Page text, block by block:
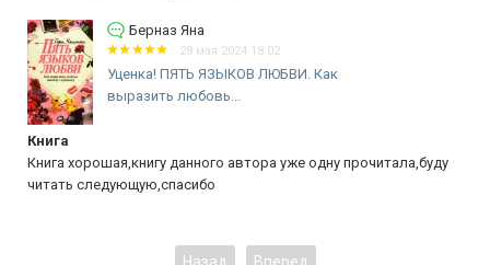
Берназ Яна
28 мая 2024 18:02
Уценка! ПЯТЬ ЯЗЫКОВ ЛЮБВИ. Как
выразить любовь...
Книга
Книга хорошая,книгу данного автора уже одну прочитала,буду
читать следующую,спасибо
Назад Вперед